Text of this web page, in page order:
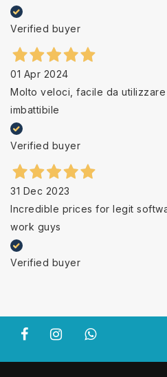
Verified buyer
01 Apr 2024
Molto veloci, facile da
imbattibile
Verified buyer
31 Dec 2023
Incredible prices for legit
work guys
Verified buyer